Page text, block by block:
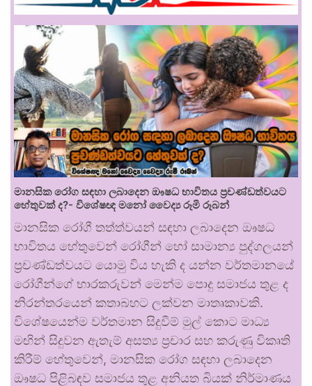
මානසික රෝග සඳහා ලබාදෙන ඖෂධ භාවිතය ප්‍රචණ්ඩත්වයට
හේතුවක් ද?- විශේෂඥ මනෝ වෛද්‍ය රූමි රූබන්
මානසික රෝගී තත්ත්වයන් සඳහා ලබාදෙන ඖෂධ
භාවිතය හේතුවෙන් රෝගීන් හෝ සාමාන්‍ය පුද්ගලයන්
ප්‍රචණ්ඩත්වයට යොමු විය හැකි ද යන්න වර්තමානයේ
රෝගීන්ගේ භාරකරුවන් මෙන්ම පොදු සමාජය තුළ ද
නිරන්තරයෙන් කතාබහට ලක්වන මාතෘකාවකි.
විශේෂයෙන්ම වර්තමාන සිදුවීම් මුල් කොට මාධ්‍ය
මඟින් සිදුවන ඇතැම් අසත්‍ය ප්‍රචාර සහ කරුණු විකෘති
කිරීම් හේතුවෙන්, මානසික රෝග සඳහා ලබාදෙන
ඖෂධ පිළිබඳව සමාජය තුළ අනියත බියක් නිර්මාණය